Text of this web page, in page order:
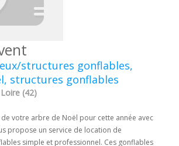
structures gonflables,
structures gonflables
(42)
votre arbre de Noël pour cette année avec
propose un service de location de
simple et professionnel. Ces gonflables